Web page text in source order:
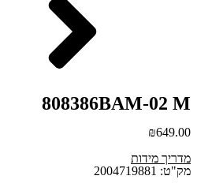
808386BAM-02 M
₪649.00
מדריך מידות
מק"ט: 2004719881